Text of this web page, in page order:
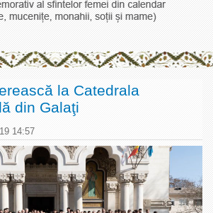
la Catedrala
din Galaţi
14:57